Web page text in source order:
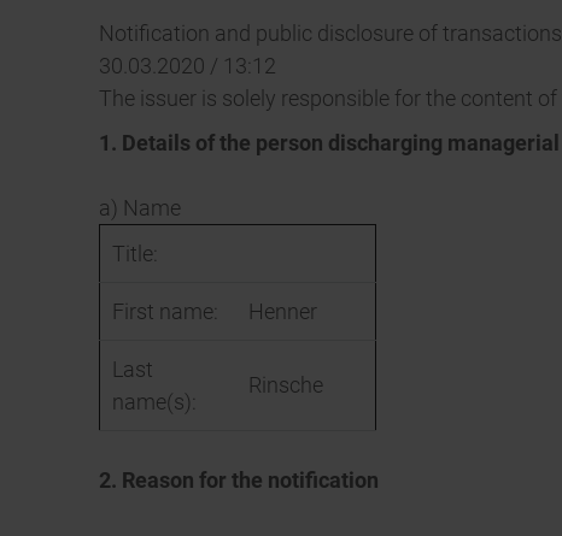
Notification and public disclosure of
30.03.2020 / 13:12
The issuer is solely responsible for the content
1. Details of the person discharging
a) Name
Title:
First name: Henner
Last
name(s):
Rinsche
2. Reason for the notification